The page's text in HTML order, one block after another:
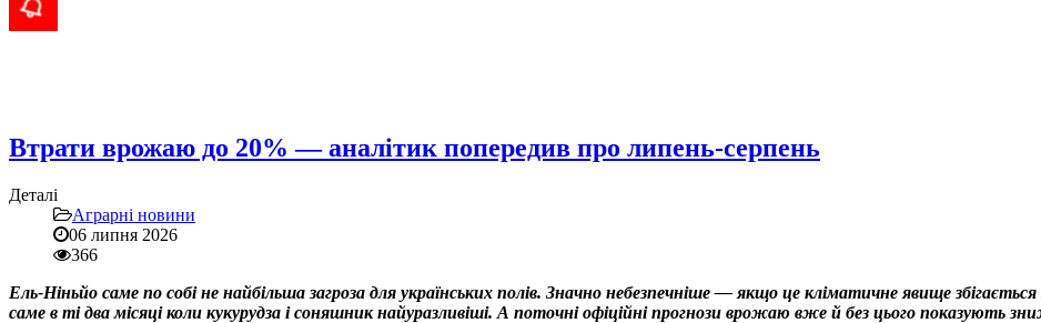
Втрати врожаю до 20% — аналітик попередив про липень-серпень
Деталі
Аграрні новини
06 липня 2026
366
Ель-Ніньйо саме по собі не найбільша загроза для українських полів. Значно небезпечніше — якщо це кліматичне явище
саме в ті два місяці коли кукурудза і соняшник найуразливіші. А поточні офіційні прогнози врожаю вже й без цього показують